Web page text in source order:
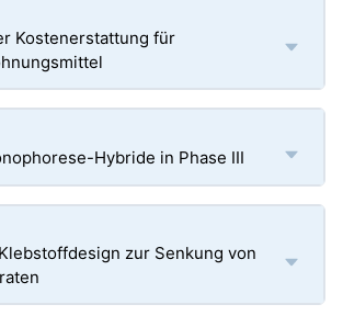
Kostenerstattung für
Hybride in Phase III
zur Senkung von